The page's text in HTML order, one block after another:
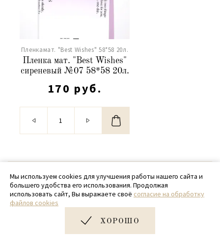
Пленкамат. "Best Wishes" 58*58 20л.
Пленка мат. "Best Wishes"
сиреневый №07 58*58 20л.
170 руб.
© 2020 - 2026 SamPack
+ 7 (918) 699-97-87
zakaz@sampack.store
Дизайн и разработка сайта
Мы используем cookies для улучшения работы нашего сайта и
большего удобства его использования. Продолжая
использовать сайт, Вы выражаете своё согласие на обработку
файлов cookies
ХОРОШО